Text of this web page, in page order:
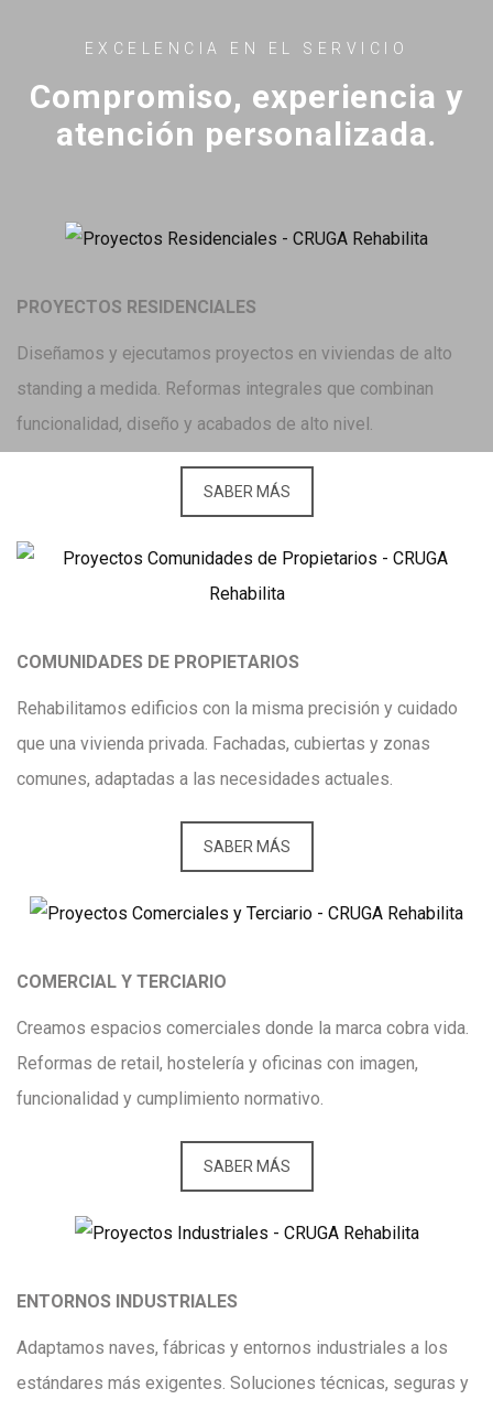
EXCELENCIA EN EL SERVICIO
Compromiso, experiencia y
atención personalizada.
PROYECTOS RESIDENCIALES
Diseñamos y ejecutamos proyectos en viviendas de alto
standing a medida. Reformas integrales que combinan
funcionalidad, diseño y acabados de alto nivel.
SABER MÁS
COMUNIDADES DE PROPIETARIOS
Rehabilitamos edificios con la misma precisión y cuidado
que una vivienda privada. Fachadas, cubiertas y zonas
comunes, adaptadas a las necesidades actuales.
SABER MÁS
COMERCIAL Y TERCIARIO
Creamos espacios comerciales donde la marca cobra vida.
Reformas de retail, hostelería y oficinas con imagen,
funcionalidad y cumplimiento normativo.
SABER MÁS
ENTORNOS INDUSTRIALES
Adaptamos naves, fábricas y entornos industriales a los
estándares más exigentes. Soluciones técnicas, seguras y